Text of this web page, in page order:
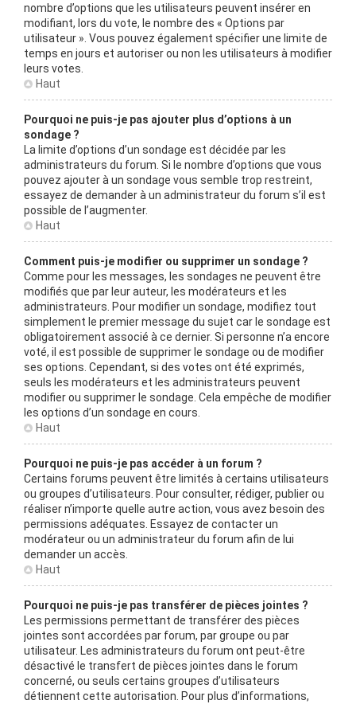
nombre d’options que les utilisateurs peuvent insérer en
modifiant, lors du vote, le nombre des « Options par
utilisateur ». Vous pouvez également spécifier une limite de
temps en jours et autoriser ou non les utilisateurs à modifier
leurs votes.
Haut
Pourquoi ne puis-je pas ajouter plus d’options à un
sondage ?
La limite d’options d’un sondage est décidée par les
administrateurs du forum. Si le nombre d’options que vous
pouvez ajouter à un sondage vous semble trop restreint,
essayez de demander à un administrateur du forum s’il est
possible de l’augmenter.
Haut
Comment puis-je modifier ou supprimer un sondage ?
Comme pour les messages, les sondages ne peuvent être
modifiés que par leur auteur, les modérateurs et les
administrateurs. Pour modifier un sondage, modifiez tout
simplement le premier message du sujet car le sondage est
obligatoirement associé à ce dernier. Si personne n’a encore
voté, il est possible de supprimer le sondage ou de modifier
ses options. Cependant, si des votes ont été exprimés,
seuls les modérateurs et les administrateurs peuvent
modifier ou supprimer le sondage. Cela empêche de modifier
les options d’un sondage en cours.
Haut
Pourquoi ne puis-je pas accéder à un forum ?
Certains forums peuvent être limités à certains utilisateurs
ou groupes d’utilisateurs. Pour consulter, rédiger, publier ou
réaliser n’importe quelle autre action, vous avez besoin des
permissions adéquates. Essayez de contacter un
modérateur ou un administrateur du forum afin de lui
demander un accès.
Haut
Pourquoi ne puis-je pas transférer de pièces jointes ?
Les permissions permettant de transférer des pièces
jointes sont accordées par forum, par groupe ou par
utilisateur. Les administrateurs du forum ont peut-être
désactivé le transfert de pièces jointes dans le forum
concerné, ou seuls certains groupes d’utilisateurs
détiennent cette autorisation. Pour plus d’informations,